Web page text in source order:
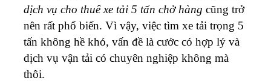
dịch vụ cho thuê xe tải 5 tấn chở hàng cũng trở
nên rất phổ biến. Vì vậy, việc tìm xe tải trọng 5
tấn không hề khó, vấn đề là cước có hợp lý và
dịch vụ vận tải có chuyên nghiệp không mà
thôi.